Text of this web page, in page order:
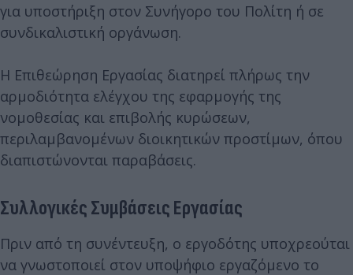
για υποστήριξη στον Συνήγορο του Πολίτη ή σε
συνδικαλιστική οργάνωση.
Η Επιθεώρηση Εργασίας διατηρεί πλήρως την
αρμοδιότητα ελέγχου της εφαρμογής της
νομοθεσίας και επιβολής κυρώσεων,
περιλαμβανομένων διοικητικών προστίμων, όπου
διαπιστώνονται παραβάσεις.
Συλλογικές Συμβάσεις Εργασίας
Πριν από τη συνέντευξη, ο εργοδότης υποχρεούται
να γνωστοποιεί στον υποψήφιο εργαζόμενο το